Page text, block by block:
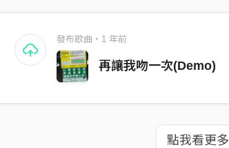
發布歌曲・1 年前
再讓我吻一次(Demo)
點我看更多